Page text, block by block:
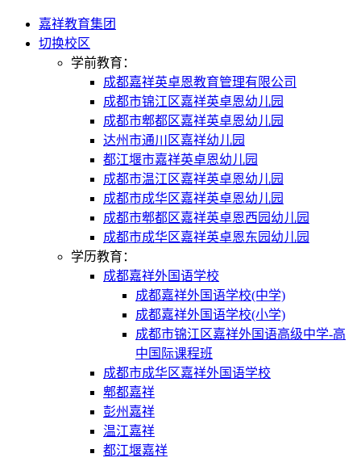
嘉祥教育集团
切换校区
学前教育：
成都嘉祥英卓恩教育管理有限公司
成都市锦江区嘉祥英卓恩幼儿园
成都市郫都区嘉祥英卓恩幼儿园
达州市通川区嘉祥幼儿园
都江堰市嘉祥英卓恩幼儿园
成都市温江区嘉祥英卓恩幼儿园
成都市成华区嘉祥英卓恩幼儿园
成都市郫都区嘉祥英卓恩西园幼儿园
成都市成华区嘉祥英卓恩东园幼儿园
学历教育：
成都嘉祥外国语学校
成都嘉祥外国语学校(中学)
成都嘉祥外国语学校(小学)
成都市锦江区嘉祥外国语高级中学-高
中国际课程班
成都市成华区嘉祥外国语学校
郫都嘉祥
彭州嘉祥
温江嘉祥
都江堰嘉祥